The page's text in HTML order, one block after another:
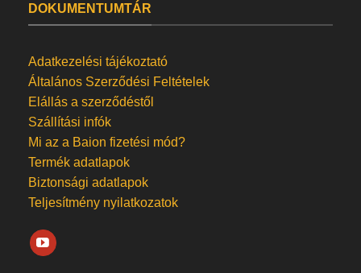
DOKUMENTUMTÁR
Adatkezelési tájékoztató
Általános Szerződési Feltételek
Elállás a szerződéstől
Szállítási infók
Mi az a Baion fizetési mód?
Termék adatlapok
Biztonsági adatlapok
Teljesítmény nyilatkozatok